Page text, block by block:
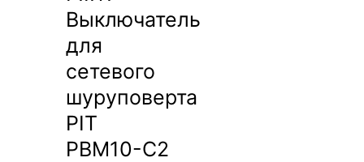
Выключатель
для
сетевого
шуруповерта
PIT
PBM10-C2